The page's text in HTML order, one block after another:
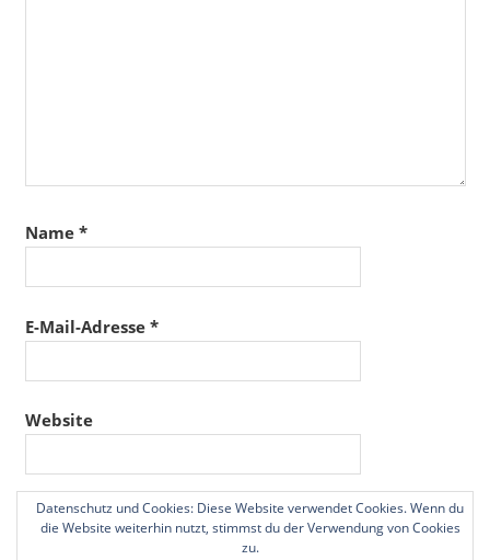
Name *
E-Mail-Adresse *
Website
Name, E-Mail-Adresse und Website in diesem
Browser für meinen nächsten Kommentar speichern.
Datenschutz und Cookies: Diese Website verwendet Cookies. Wenn du
die Website weiterhin nutzt, stimmst du der Verwendung von Cookies
zu.